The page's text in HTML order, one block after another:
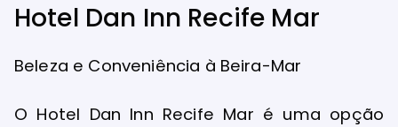
Hotel Dan Inn Recife Mar
Beleza e Conveniência à Beira-Mar
O Hotel Dan Inn Recife Mar é uma opção